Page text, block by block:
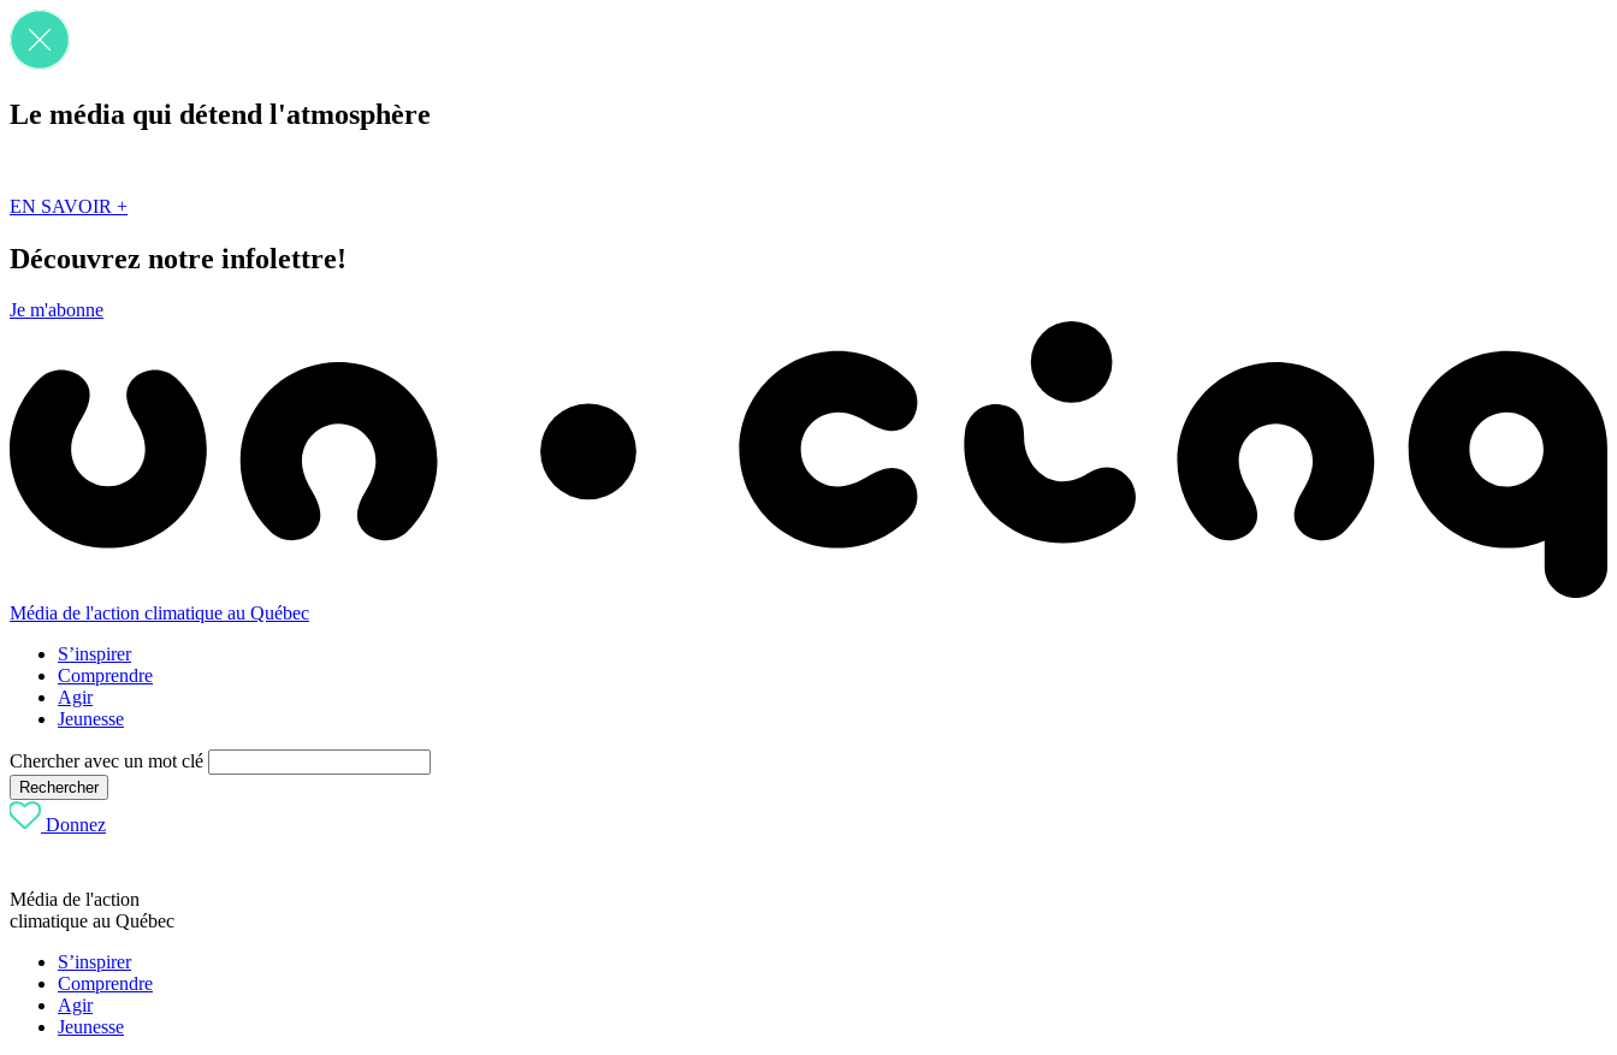
Le média qui détend l'atmosphère
EN SAVOIR +
Découvrez notre infolettre!
Je m'abonne
Média de l'action climatique au Québec
S’inspirer
Comprendre
Agir
Jeunesse
Chercher avec un mot clé
Rechercher
Donnez
Média de l'action
climatique au Québec
S’inspirer
Comprendre
Agir
Jeunesse